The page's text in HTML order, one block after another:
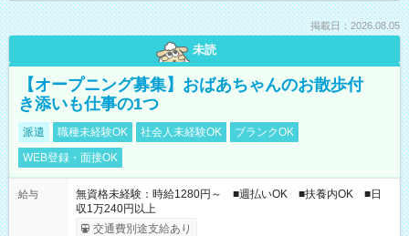
掲載日：2026.08.05
未読
【オープニング募集】おばあちゃんのお散歩付
き添いも仕事の1つ
派遣 職種未経験OK 社会人未経験OK
ブランクOK
WEB登録・面接OK
給与
無資格未経験：時給1280円～ ■週払いOK ■扶養内OK ■日
収1万240円以上
交通費別途支給あり